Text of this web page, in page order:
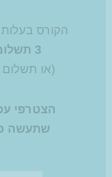
הקורס
3 תשלומים של 99 ש״ח
(או תשלום אחד
הצטרפי
שתעשה